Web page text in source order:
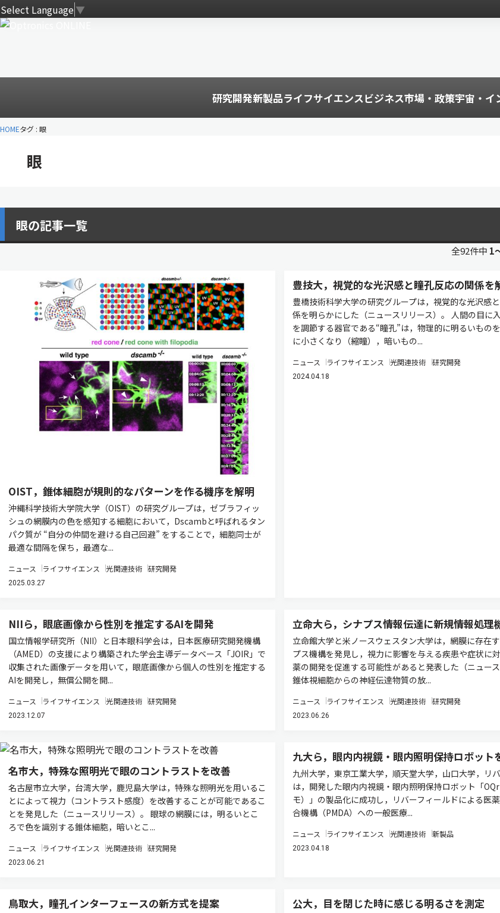
Select Language▼
研究開発新製品ライフサイエンスビジネス市場・政策宇宙・イ
HOMEタグ : 眼
眼
眼の記事一覧
全92件中 1
OIST，錐体細胞が規則的なパターンを作る機序を解明
沖縄科学技術大学院大学（OIST）の研究グループは，ゼブラフィッ
シュの網膜内の色を感知する細胞において，Dscambと呼ばれるタン
パク質が “自分の仲間を避ける自己回避” をすることで，細胞同士が
最適な間隔を保ち，最適な...
ニュース ライフサイエンス 光関連技術 研究開発
2025.03.27
豊技大，視覚的な光沢感と瞳孔反応の関係を
豊橋技術科学大学の研究グループは，視覚的な光沢感
係を明らかにした（ニュースリリース）。 人間の目に
を調節する器官である“瞳孔”は，物理的に明るいもの
に小さくなり（縮瞳），暗いもの...
ニュース ライフサイエンス 光関連技術 研究開発
2024.04.18
NIIら，眼底画像から性別を推定するAIを開発
国立情報学研究所（NII）と日本眼科学会は，日本医療研究開発機構
（AMED）の支援により構築された学会主導データベース「JOIR」で
収集された画像データを用いて，眼底画像から個人の性別を推定する
AIを開発し，無償公開を開...
ニュース ライフサイエンス 光関連技術 研究開発
2023.12.07
立命大ら，シナプス情報伝達に新規情報処理
立命館大学と米ノースウェスタン大学は，網膜に存在
プス機構を発見し，視力に影響を与える疾患や症状に
薬の開発を促進する可能性があると発表した（ニュース
錐体視細胞からの神経伝達物質の放...
ニュース ライフサイエンス 光関連技術 研究開発
2023.06.26
名市大，特殊な照明光で眼のコントラストを改善
名古屋市立大学，台湾大学，鹿児島大学は，特殊な照明光を用いるこ
とによって視力（コントラスト感度）を改善することが可能であるこ
とを発見した（ニュースリリース）。 眼球の網膜には，明るいとこ
ろで色を識別する錐体細胞，暗いとこ...
ニュース ライフサイエンス 光関連技術 研究開発
2023.06.21
九大ら，眼内内視鏡・眼内照明保持ロボット
九州大学，東京工業大学，順天堂大学，山口大学，リ
は，開発した眼内内視鏡・眼内照明保持ロボット「
モ）」の製品化に成功し，リバーフィールドによる医
合機構（PMDA）への一般医療...
ニュース ライフサイエンス 光関連技術 新製品
2023.04.18
鳥取大，瞳孔インターフェースの新方式を提案 公大，目を閉じた時に感じる明るさを測定